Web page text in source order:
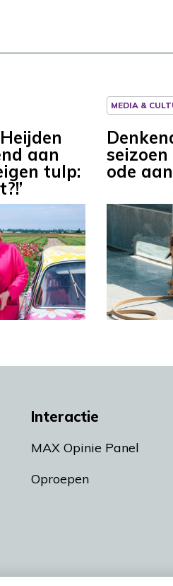
aan
tulp:
MEDIA &
ode
Interactie
MAX Opinie Panel
Oproepen